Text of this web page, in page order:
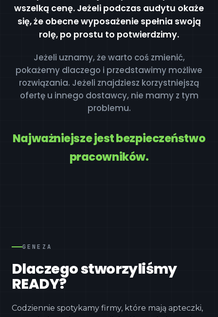
wszelką cenę. Jeżeli podczas audytu okaże
się, że obecne wyposażenie spełnia swoją
rolę, po prostu to potwierdzimy.
Jeżeli uznamy, że warto coś zmienić,
pokażemy dlaczego i przedstawimy możliwe
rozwiązania. Jeżeli znajdziesz korzystniejszą
ofertę u innego dostawcy, nie mamy z tym
problemu.
Najważniejsze jest bezpieczeństwo
pracowników.
GENEZA
Dlaczego stworzyliśmy
READY?
Codziennie spotykamy firmy, które mają apteczki,